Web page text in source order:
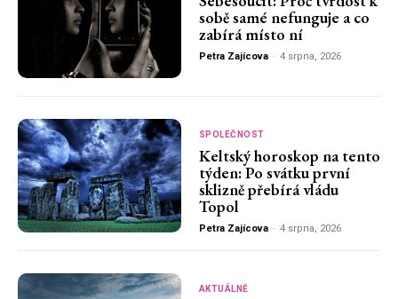
sobě samé nefunguje a co
zabírá místo ní
Petra Zajícova - 4 srpna, 2026
SPOLEČNOST
Keltský horoskop na tento
týden: Po svátku první
sklizně přebírá vládu
Topol
Petra Zajícova - 4 srpna, 2026
AKTUÁLNĚ